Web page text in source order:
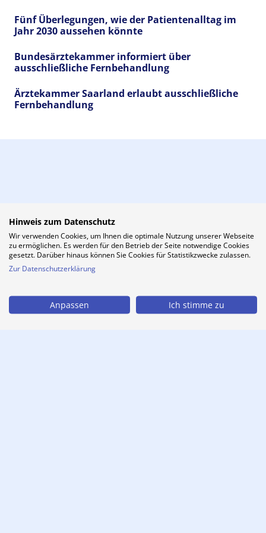
Fünf Überlegungen, wie der Patientenalltag im
Jahr 2030 aussehen könnte
Bundesärztekammer informiert über
ausschließliche Fernbehandlung
Ärztekammer Saarland erlaubt ausschließliche
Fernbehandlung
Hinweis zum Datenschutz
Wir verwenden Cookies, um Ihnen die optimale Nutzung unserer Webseite
zu ermöglichen. Es werden für den Betrieb der Seite notwendige Cookies
gesetzt. Darüber hinaus können Sie Cookies für Statistikzwecke zulassen.
Zur Datenschutzerklärung
Anpassen Ich stimme zu